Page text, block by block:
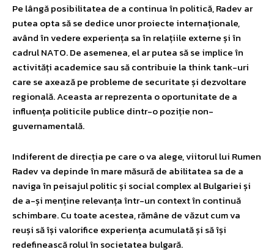
Pe lângă posibilitatea de a continua în politică, Radev ar
putea opta să se dedice unor proiecte internaționale,
având în vedere experiența sa în relațiile externe și în
cadrul NATO. De asemenea, el ar putea să se implice în
activități academice sau să contribuie la think tank-uri
care se axează pe probleme de securitate și dezvoltare
regională. Aceasta ar reprezenta o oportunitate de a
influența politicile publice dintr-o poziție non-
guvernamentală.
Indiferent de direcția pe care o va alege, viitorul lui Rumen
Radev va depinde în mare măsură de abilitatea sa de a
naviga în peisajul politic și social complex al Bulgariei și
de a-și menține relevanța într-un context în continuă
schimbare. Cu toate acestea, rămâne de văzut cum va
reuși să își valorifice experiența acumulată și să își
redefinească rolul în societatea bulgară.